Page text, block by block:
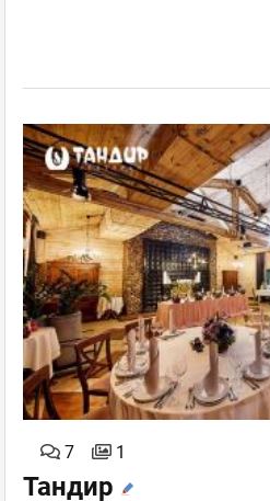
7 1
Тандир